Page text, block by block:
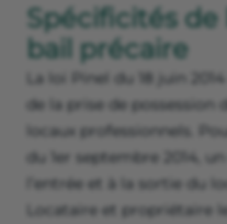
Spécificités
bail précaire
La loi Pinel du 18 juin
de la prise de possession
locaux professionnels.
du 1er septembre 2014, un
l’entrée et à la sortie du
Locataire et propriétaire